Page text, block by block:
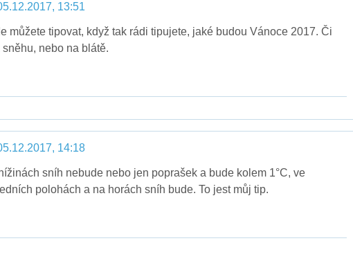
13:51
můžete tipovat, když tak rádi tipujete, jaké budou Vánoce 2017. Či
sněhu, nebo na blátě.
14:18
sníh nebude nebo jen poprašek a bude kolem 1°C, ve
polohách a na horách sníh bude. To jest můj tip.